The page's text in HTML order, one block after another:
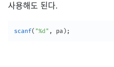
사용해도 된다.
scanf( "%d" , pa ) ;